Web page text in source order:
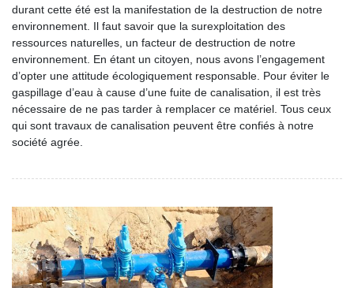
durant cette été est la manifestation de la destruction de notre
environnement. Il faut savoir que la surexploitation des
ressources naturelles, un facteur de destruction de notre
environnement. En étant un citoyen, nous avons l’engagement
d’opter une attitude écologiquement responsable. Pour éviter le
gaspillage d’eau à cause d’une fuite de canalisation, il est très
nécessaire de ne pas tarder à remplacer ce matériel. Tous ceux
qui sont travaux de canalisation peuvent être confiés à notre
société agrée.